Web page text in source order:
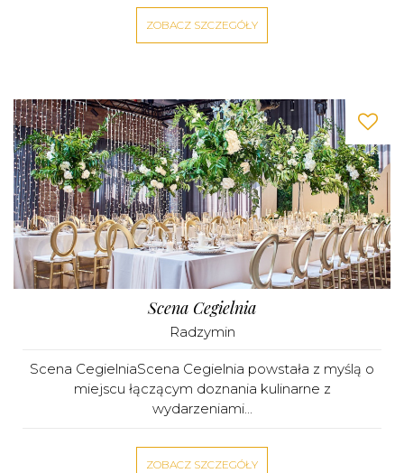
ZOBACZ SZCZEGÓŁY
Scena Cegielnia
Radzymin
Scena CegielniaScena Cegielnia powstała z myślą o
miejscu łączącym doznania kulinarne z
wydarzeniami...
ZOBACZ SZCZEGÓŁY